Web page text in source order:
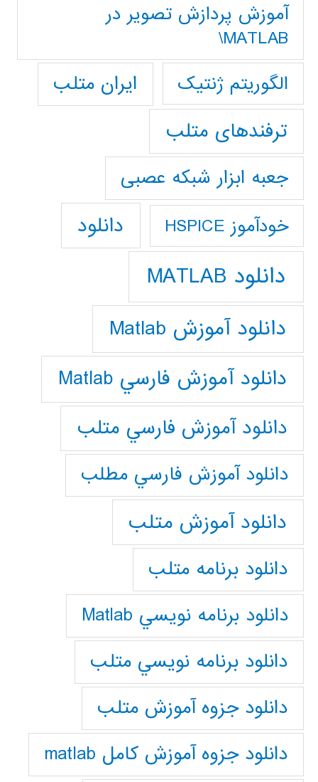
آموزش پردازش تصوير در
MATLAB\
الگوریتم ژنتیک
ایران متلب
ترفندهای متلب
جعبه ابزار شبکه عصبی
خودآموز HSPICE دانلود
دانلود MATLAB
دانلود آموزش Matlab
دانلود آموزش فارسي Matlab
دانلود آموزش فارسي متلب
دانلود آموزش فارسي مطلب
دانلود آموزش متلب
دانلود برنامه متلب
دانلود برنامه نويسي Matlab
دانلود برنامه نويسي متلب
دانلود جزوه آموزش متلب
دانلود جزوه آموزش کامل matlab